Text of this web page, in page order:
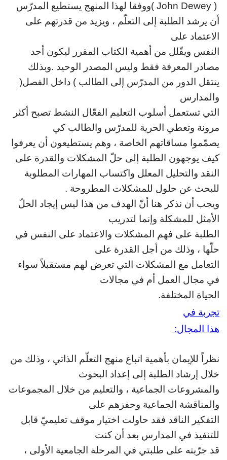
( John Dewey )ووفقا لهذا المنهج يستطيع المدرّس
أن يرشد الطلبة إلى التعلّم ، ويزيد من قدرتهم على
الاعتماد على
النفس ويقّلل من أهمية الكتاب المقرر ليكون أحد
مصادر المعرفة فقط وليس المصدر الوحيد .وبذلك
ينتقل الدور من المدرّس إلى الطالب ( داخل الفصل)
والمدارس
التي تستعمل أسلوب التعليم الفعّال النشط تصبح أكثر
مرونة وتعطي الحرية للمدرّس والطالب كي
يصمّموا مساقاتهم الخاصة ، وهم يستطيعون أن يعرفوا
كيف يوجهون الطلبة إلى حلّ المشكلات والقدرة على
النقد والتحليل
المعلل واكتساب المهارات المطلوبة
للبحث عن حلول للمشكلات المطروحة .
ويجب أن نذكر هنا أنّ الهدف من هذا ليس إيجاد الحلّ
الأمثل للمشكلة وإنما لتدريب
الطلبة على فهم
المشكلات والاعتماد على النفس في
حلّها ، وذلك من أجل القدرة على
التعامل مع
المشكلات التي تعرض لهم مستقبلاً سواء
في مجال العمل أم في مجالات
الحياة المختلفة.
تجربة في
هذا المجال:
نظراً للإيمان بأهمية اتباع منهج التعلّم الذاتي ، وذلك من
خلال إرشاد الطلبة إلى إعداد البحوث
والمشروعات الجماعية ، والتعليم من خلال
المجموعات
والمناقشة الجماعية وحفزهم على
التفكير الناقد فقد حاولت اختيار موقف تعليميّ قابل
للتنفيذ في المدارس بعد أن كنت
قد جرّبته على طلبتي في المرحلة
الجامعية الأولى ،